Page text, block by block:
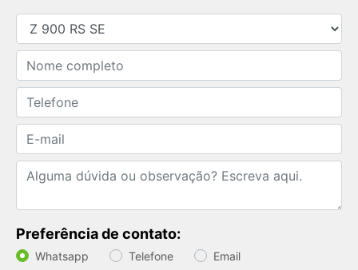
Preferência de contato:
Whatsapp Telefone Email